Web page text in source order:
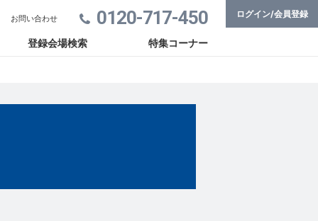
0120-717-450
登録会場検索 特集コーナー
お問い合わせ ログイン/会員登録